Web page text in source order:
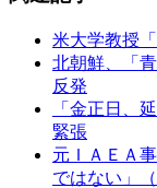
米大学教授
北朝鮮、「
反発
「金正日、
緊張
元ＩＡＥＡ
ではない」（